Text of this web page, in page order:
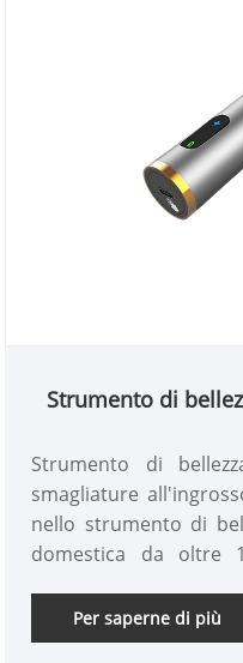
Strumento di
Strumento di
smagliature
nello strumento di
domestica da oltre
avere un buon
professionali di
Per saperne di più